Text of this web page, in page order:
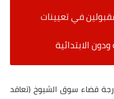
في تعيينات
ودون الابتدائية
المفاضلة ضمن 9577 درجة قضاء سوق الشيوخ (تعاقد